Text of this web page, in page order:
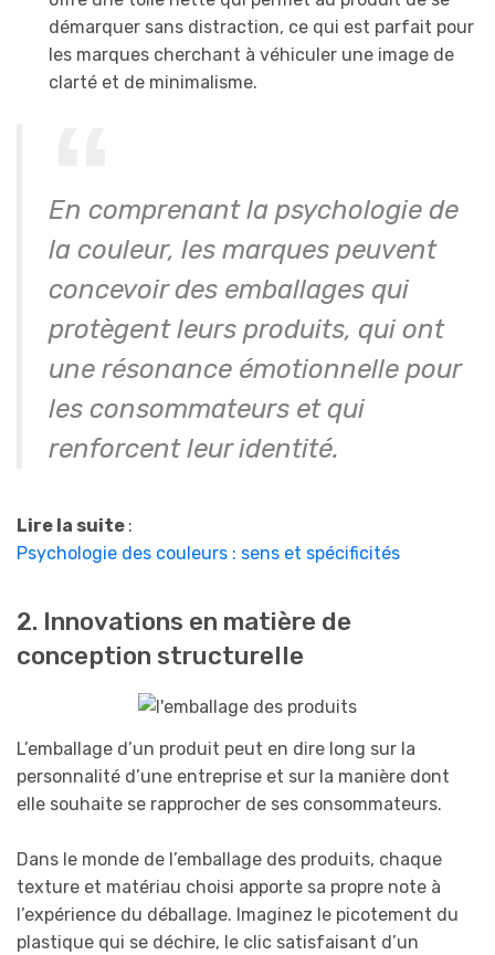
démarquer sans distraction, ce qui est parfait pour
les marques cherchant à véhiculer une image de
clarté et de minimalisme.
En comprenant la psychologie de
la couleur, les marques peuvent
concevoir des emballages qui
protègent leurs produits, qui ont
une résonance émotionnelle pour
les consommateurs et qui
renforcent leur identité.
Lire la suite :
Psychologie des couleurs : sens et spécificités
2. Innovations en matière de
conception structurelle
L’emballage d’un produit peut en dire long sur la
personnalité d’une entreprise et sur la manière dont
elle souhaite se rapprocher de ses consommateurs.
Dans le monde de l’emballage des produits, chaque
texture et matériau choisi apporte sa propre note à
l’expérience du déballage. Imaginez le picotement du
plastique qui se déchire, le clic satisfaisant d’un